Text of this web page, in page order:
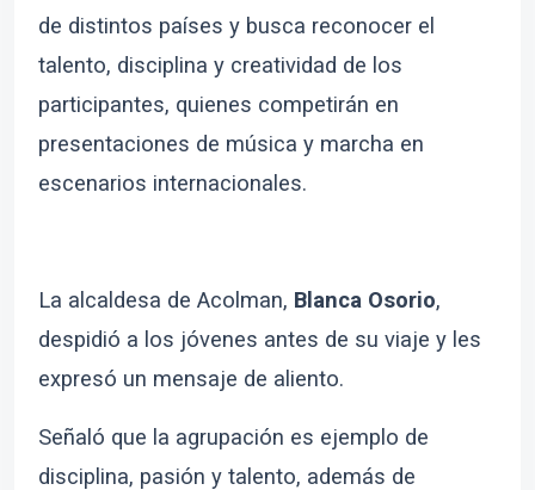
de distintos países y busca reconocer el
talento, disciplina y creatividad de los
participantes, quienes competirán en
presentaciones de música y marcha en
escenarios internacionales.
La alcaldesa de Acolman, Blanca Osorio,
despidió a los jóvenes antes de su viaje y les
expresó un mensaje de aliento.
Señaló que la agrupación es ejemplo de
disciplina, pasión y talento, además de